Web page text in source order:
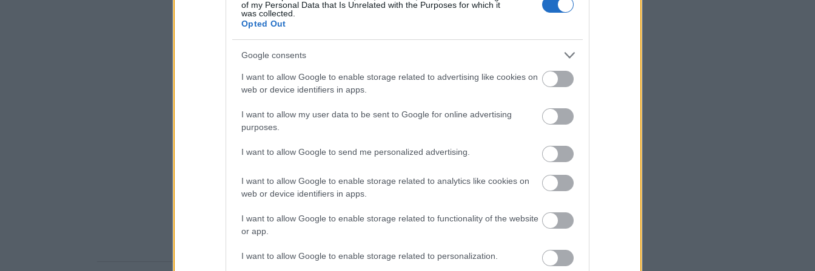
of my Personal Data that Is Unrelated with the Purposes for which it
was collected.
Opted Out
Google consents
I want to allow Google to enable storage related to advertising like cookies on
web or device identifiers in apps.
I want to allow my user data to be sent to Google for online advertising
purposes.
I want to allow Google to send me personalized advertising.
I want to allow Google to enable storage related to analytics like cookies on
web or device identifiers in apps.
I want to allow Google to enable storage related to functionality of the website
or app.
I want to allow Google to enable storage related to personalization.
οικονομίας και οι κίνδυνοι της
επενδυτικής έκρηξης
εξουσίας εκθέτει τη χώρα διεθνώς»
19:37
Δικαστικό μπλόκο στην αίθουσα χορού
του Τραμπ στο Λευκό Οίκο
Μπάρκιν (Fed): «Τα στοιχεία για την
αγορά εργασίας συμβαδίζουν με τις
Καταβλήθηκαν 33,58 εκατ. ευρώ σε
67.746 δικαιούχους για την αγορά
λιπασμάτων
Ευρωαγορές: Η καλύτερη εβδομάδα
Stoxx 600
- Στο 100% η πληρότητα σε πολλά
δρομολόγια για Κυκλάδες